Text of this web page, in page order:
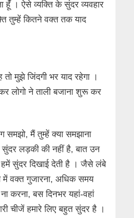
हूंँ । ऐसे व्यक्ति के सुंदर व्यवहार
तुम्हें कितने वक्त तक याद
मुझे जिंदगी भर याद रहेगा ।
लोगो ने ताली बजाना शुरू कर
समझो, मैं तुम्हें क्या समझाना
सुंदर लड़की की नहीं है, बात उन
हमें सुंदर दिखाई देती है । जैसे लंबे
वक्त गुजारना, अधिक समय
करना, बस दिनभर यहां-वहां
चीजें हमारे लिए बहुत सुंदर है ।